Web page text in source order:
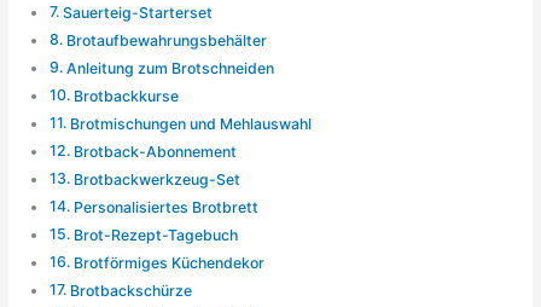
Sauerteig-Starterset
Brotaufbewahrungsbehälter
Anleitung zum Brotschneiden
Brotbackkurse
Brotmischungen und Mehlauswahl
Brotback-Abonnement
Brotbackwerkzeug-Set
Personalisiertes Brotbrett
Brot-Rezept-Tagebuch
Brotförmiges Küchendekor
Brotbackschürze